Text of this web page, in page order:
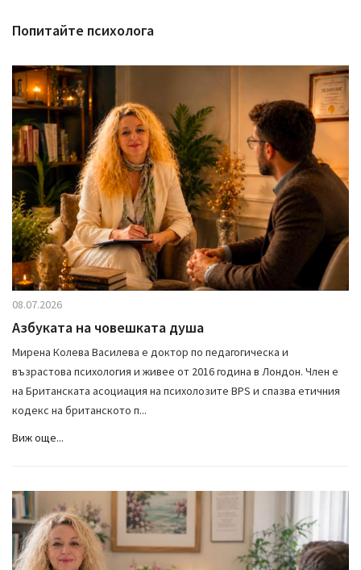
N
v
i
g
a
t
i
n
Попитайте психолога
08.07.2026
Азбуката на човешката душа
Мирена Колева Василева е доктор по педагогическа и
възрастова психология и живее от 2016 година в Лондон. Член е
на Британската асоциация на психолозите BPS и спазва етичния
кодекс на британското п...
Виж още...